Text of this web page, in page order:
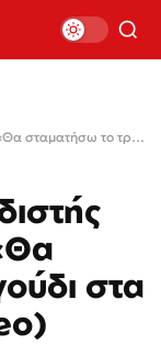
Έλληνας τραγουδιστής αποκάλυψε: «Θα σταματήσω το τραγούδι στα 50 μου» (video)
στα